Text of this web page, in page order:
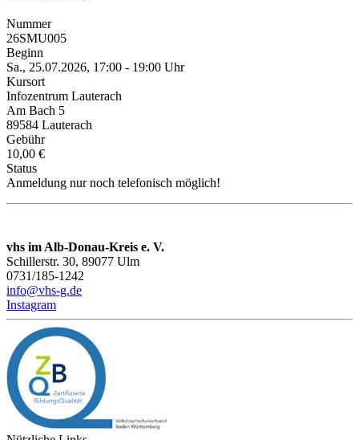
Nummer
26SMU005
Beginn
Sa., 25.07.2026, 17:00 - 19:00 Uhr
Kursort
Infozentrum Lauterach
Am Bach 5
89584 Lauterach
Gebühr
10,00 €
Status
Anmeldung nur noch telefonisch möglich!
vhs im Alb-Donau-Kreis e. V.
Schillerstr. 30, 89077 Ulm
0731/185-1242
info@vhs-g.de
Instagram